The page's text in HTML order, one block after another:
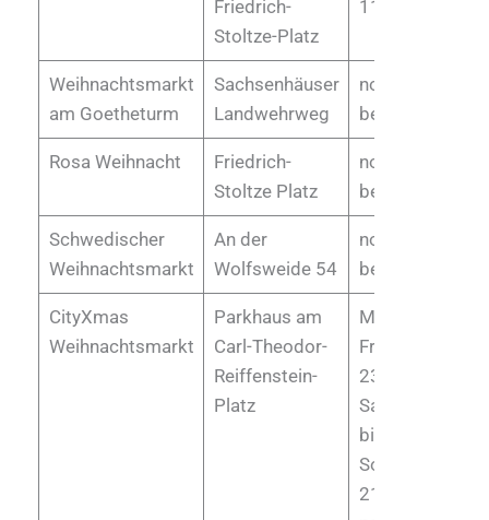
Friedrich-
Stoltze-Platz
11 bis 21 Uhr
Weihnachtsmarkt
am Goetheturm
Sachsenhäuser
Landwehrweg
noch nicht
bekannt
Rosa Weihnacht
Friedrich-
Stoltze Platz
noch nicht
bekannt
Schwedischer
Weihnachtsmarkt
An der
Wolfsweide 54
noch nicht
bekannt
CityXmas
Weihnachtsmarkt
Parkhaus am
Carl-Theodor-
Reiffenstein-
Platz
Montag bis
Freitag 16 bis
23 Uhr
Samstag 14
bis 23 Uhr
Sonntag 14 bis
21 Uhr